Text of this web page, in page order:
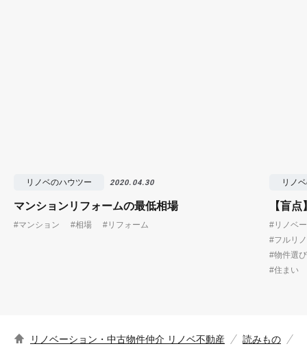
リノベのハウツー 2020.04.30
マンションリフォームの最低相場
#マンション #相場 #リフォーム
リノ
【盲
#リノベ
#フルリ
#物件選び
#住まい
リノベーション・中古物件仲介 リノベ不動産 読みもの